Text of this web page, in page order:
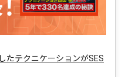
たテクニケーションがSES